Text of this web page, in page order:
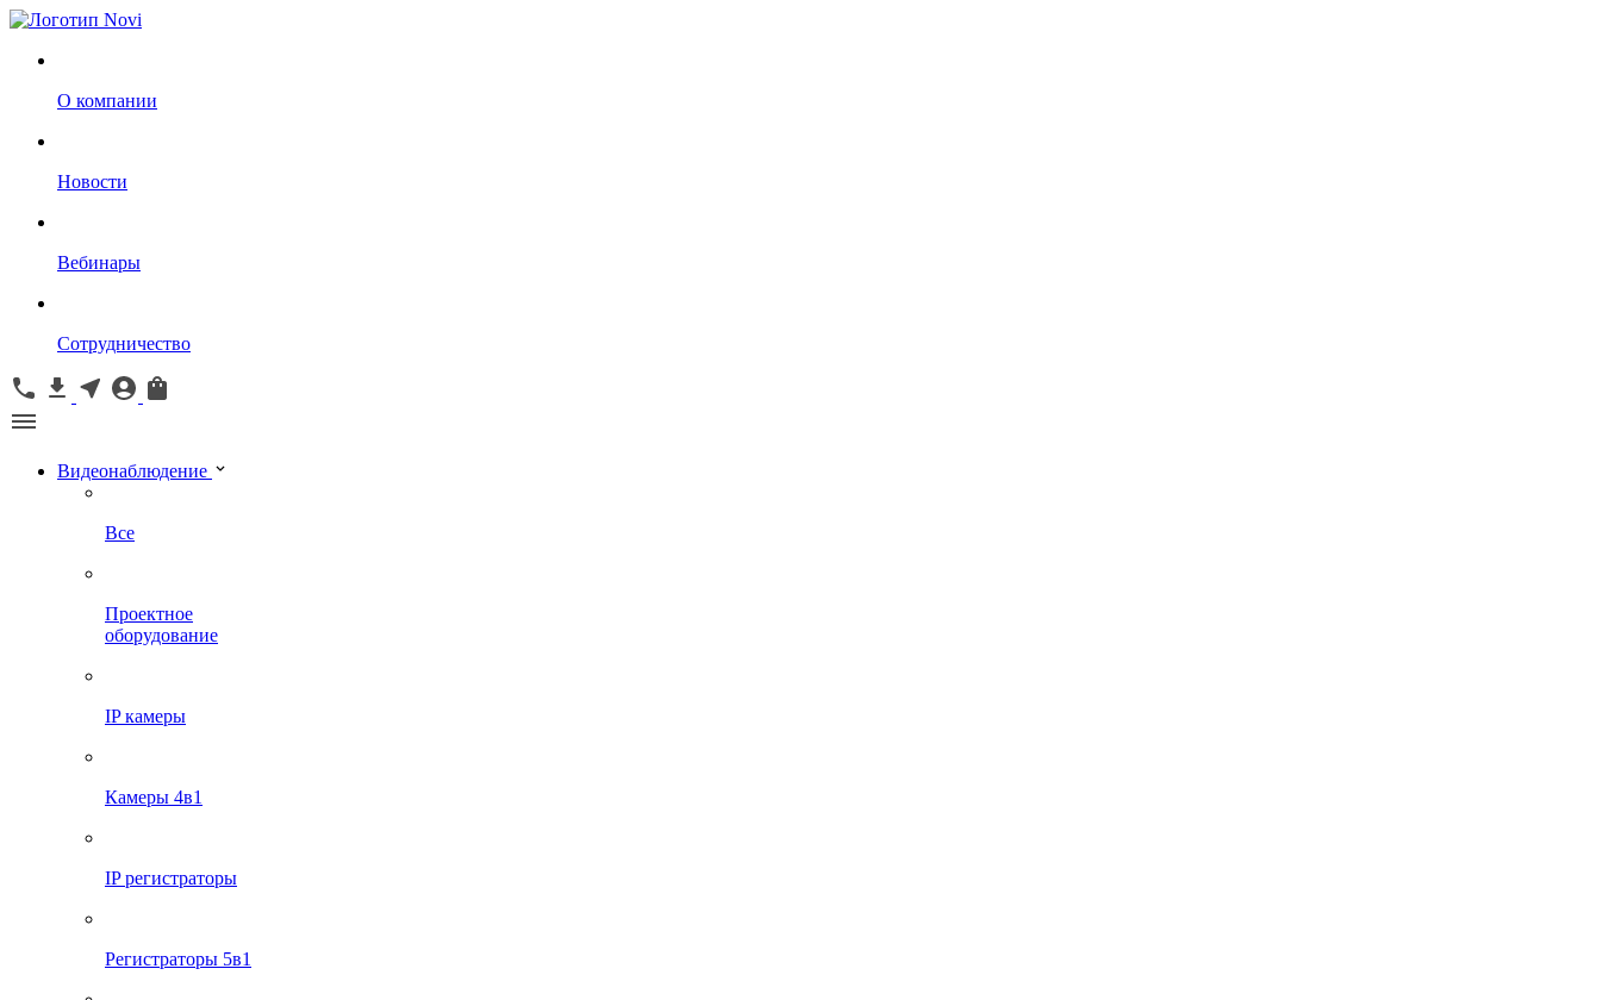
О компании
Новости
Вебинары
Сотрудничество
Видеонаблюдение
Все
Проектное
оборудование
IP камеры
Камеры 4в1
IP регистраторы
Регистраторы 5в1